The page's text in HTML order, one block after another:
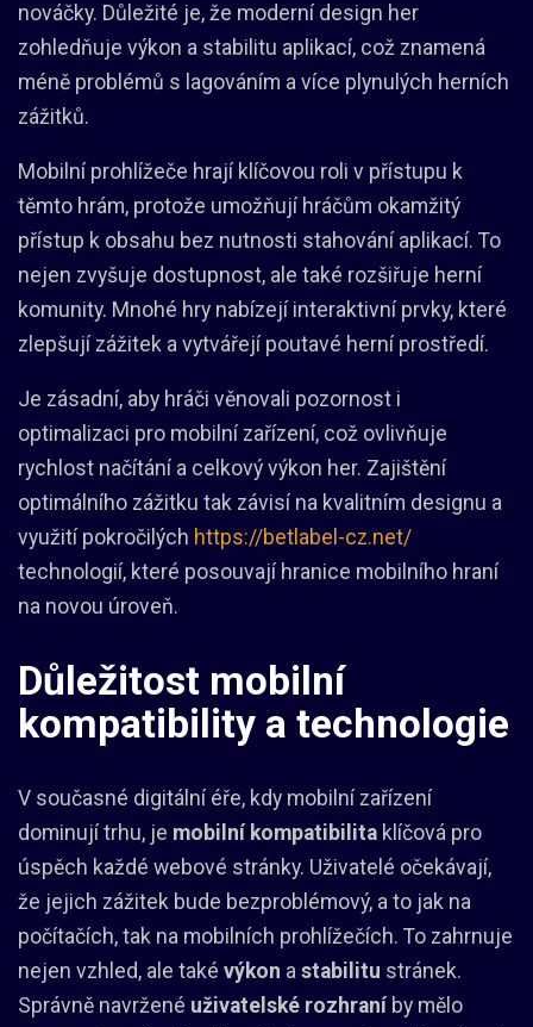
nováčky. Důležité je, že moderní design her
zohledňuje výkon a stabilitu aplikací, což znamená
méně problémů s lagováním a více plynulých herních
zážitků.
Mobilní prohlížeče hrají klíčovou roli v přístupu k
těmto hrám, protože umožňují hráčům okamžitý
přístup k obsahu bez nutnosti stahování aplikací. To
nejen zvyšuje dostupnost, ale také rozšiřuje herní
komunity. Mnohé hry nabízejí interaktivní prvky, které
zlepšují zážitek a vytvářejí poutavé herní prostředí.
Je zásadní, aby hráči věnovali pozornost i
optimalizaci pro mobilní zařízení, což ovlivňuje
rychlost načítání a celkový výkon her. Zajištění
optimálního zážitku tak závisí na kvalitním designu a
využití pokročilých https://betlabel-cz.net/
technologií, které posouvají hranice mobilního hraní
na novou úroveň.
Důležitost mobilní
kompatibility a technologie
V současné digitální éře, kdy mobilní zařízení
dominují trhu, je mobilní kompatibilita klíčová pro
úspěch každé webové stránky. Uživatelé očekávají,
že jejich zážitek bude bezproblémový, a to jak na
počítačích, tak na mobilních prohlížečích. To zahrnuje
nejen vzhled, ale také výkon a stabilitu stránek.
Správně navržené uživatelské rozhraní by mělo